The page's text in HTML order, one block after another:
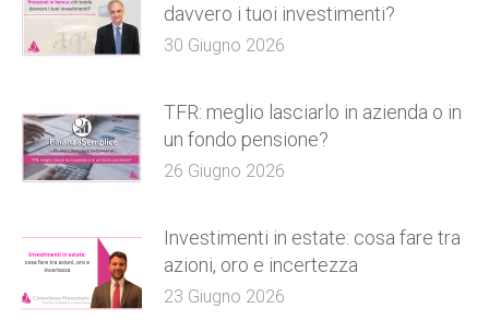
davvero i tuoi investimenti?
30 Giugno 2026
TFR: meglio lasciarlo in azienda o in
un fondo pensione?
26 Giugno 2026
Investimenti in estate: cosa fare tra
azioni, oro e incertezza
23 Giugno 2026